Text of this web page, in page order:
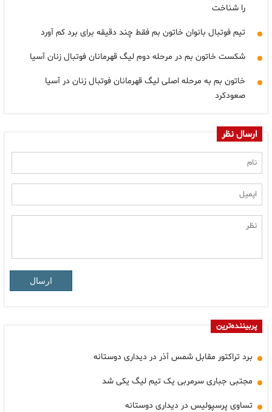
را شناخت
تیم فوتبال بانوان خاتون بم فقط چند دقیقه برای برد کم آورد
شکست خاتون بم در مرحله دوم لیگ قهرمانان فوتبال زنان آسیا
خاتون بم به مرحله اصلی لیگ قهرمانان فوتبال زنان در آسیا
صعودکرد
ارسال نظر
ارسال
پربیننده‌ترین
برد تراکتور مقابل شمس آذر در دیداری دوستانه
مجتبی جباری سرمربی یک تیم لیگ یکی شد
تساوی پرسپولیس در دیداری دوستانه